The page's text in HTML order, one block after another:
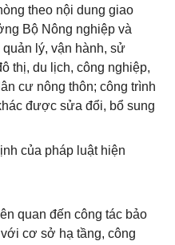
theo nội dung giao
Bộ Nông nghiệp và
lý, vận hành, sử
thị, du lịch, công nghiệp,
cư nông thôn; công trình
được sửa đổi, bổ sung
của pháp luật hiện
quan đến công tác bảo
cơ sở hạ tầng, công